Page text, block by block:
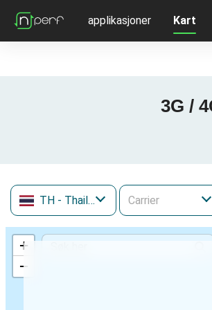
applikasjoner Kart
3G /
TH - Thailand
+
−